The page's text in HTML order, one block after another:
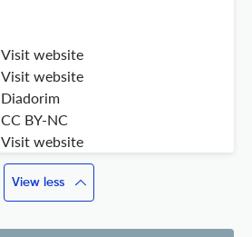
Visit website
Visit website
Diadorim
CC BY-NC
Visit website
View less